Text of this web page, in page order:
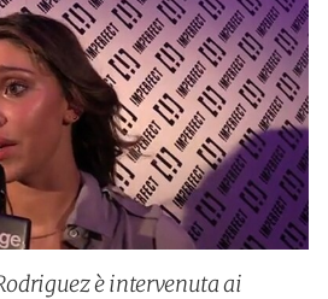
è intervenuta ai